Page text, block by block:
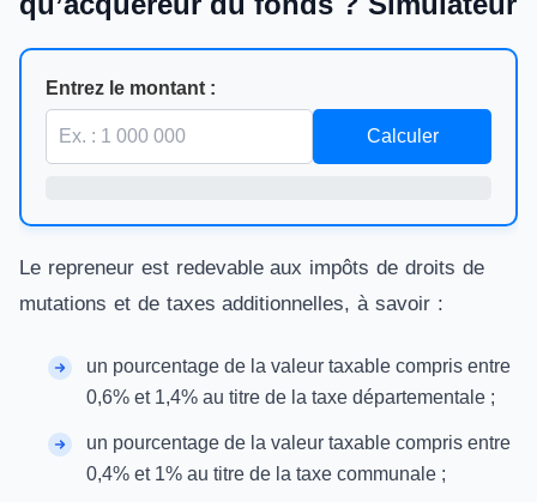
Entrez le montant :
Calculer
Le repreneur est redevable aux impôts de droits de
mutations et de taxes additionnelles, à savoir :
un pourcentage de la valeur taxable compris entre
0,6% et 1,4% au titre de la taxe départementale ;
un pourcentage de la valeur taxable compris entre
0,4% et 1% au titre de la taxe communale ;